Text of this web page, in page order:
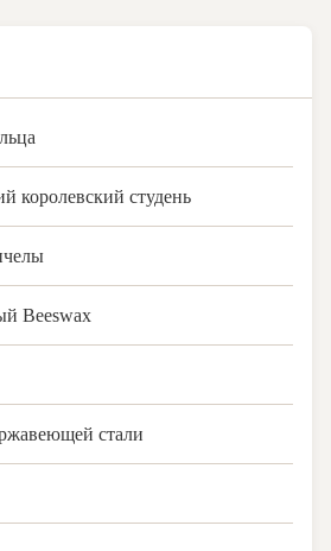
королевский студень
Beeswax
стали